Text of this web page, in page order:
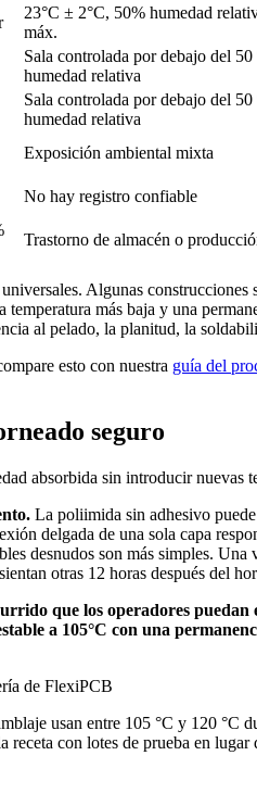
23°C ± 2°C, 50% humedad
máx.
Sala controlada por debajo del 50
humedad relativa
Sala controlada por debajo del 50
humedad relativa
Exposición ambiental mixta
No hay registro confiable
Trastorno de almacén o
Algunas
temperatura más baja y una
al pelado, la planitud, la
esto con nuestra guía del
seguro
absorbida sin introducir nuevas
La poliimida sin adhesivo
delgada de una sola capa
desnudos son más simples.
otras 12 horas después del
que los operadores
a 105°C con una
de FlexiPCB
usan entre 105 °C y 120 °C
receta con lotes de prueba en